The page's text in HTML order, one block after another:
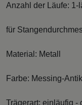
Anzahl der Läufe: 1-
für
Material: Metall
Farbe: Messing-Antik
Trägerart: einläufig -